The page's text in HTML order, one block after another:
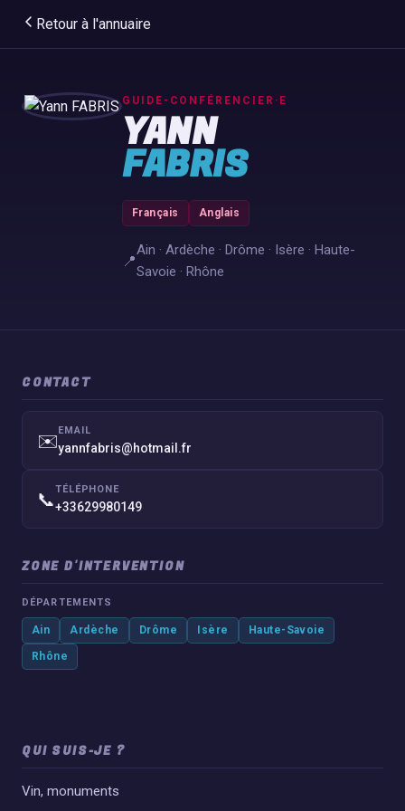
Retour à l'annuaire
GUIDE-CONFÉRENCIER·E
YANN
FABRIS
Français Anglais
📍
Ain · Ardèche · Drôme · Isère · Haute-
Savoie · Rhône
QUI SUIS-JE ?
Vin, monuments
CONTACT
✉️EMAIL
yannfabris@hotmail.fr
📞TÉLÉPHONE
+33629980149
ZONE D'INTERVENTION
DÉPARTEMENTS
Ain Ardèche Drôme Isère Haute-Savoie
Rhône